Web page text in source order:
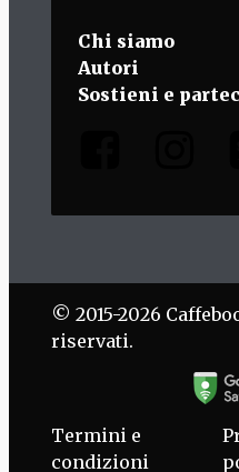
Chi siamo
Autori
Sostieni e
© 2015-2026
riservati.
Termini e
condizioni